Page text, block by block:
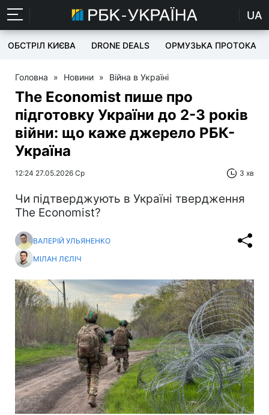
UA
ОБСТРІЛ КИЄВА DRONE DEALS ОРМУЗЬКА ПРОТОКА
Головна » Новини » Війна в Україні
The Economist пише про
підготовку України до 2-3 років
війни: що каже джерело РБК-
Україна
12:24 27.05.2026 Ср 3 хв
Чи підтверджують в Україні твердження
The Economist?
ВАЛЕРІЙ УЛЬЯНЕНКО
МІЛАН ЛЄЛІЧ